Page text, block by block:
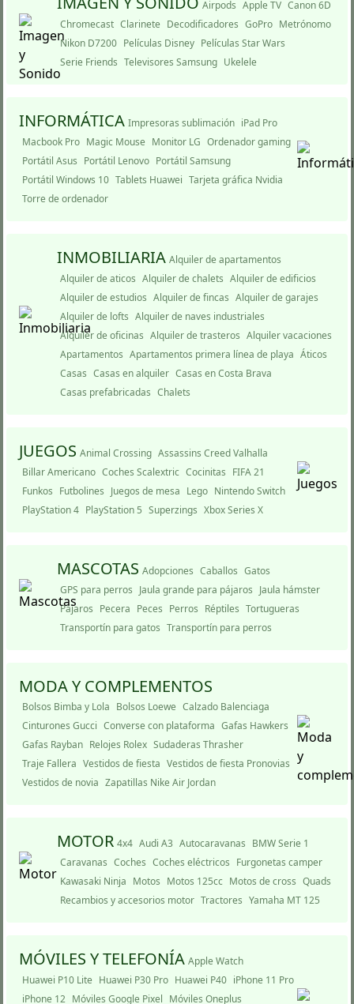
Airpods Apple TV Canon 6D
Chromecast Clarinete Decodificadores GoPro Metrónomo
Nikon D7200 Pelí­culas Disney Pelí­culas Star Wars
Serie Friends Televisores Samsung Ukelele
INFORMÁTICA Impresoras sublimación iPad Pro
Macbook Pro Magic Mouse Monitor LG Ordenador gaming
Portátil Asus Portátil Lenovo Portátil Samsung
Portátil Windows 10 Tablets Huawei Tarjeta gráfica Nvidia
Torre de ordenador
INMOBILIARIA Alquiler de apartamentos
Alquiler de aticos Alquiler de chalets Alquiler de edificios
Alquiler de estudios Alquiler de fincas Alquiler de garajes
Alquiler de lofts Alquiler de naves industriales
Alquiler de oficinas Alquiler de trasteros Alquiler vacaciones
Apartamentos Apartamentos primera lí­nea de playa Áticos
Casas Casas en alquiler Casas en Costa Brava
Casas prefabricadas Chalets
JUEGOS Animal Crossing Assassins Creed Valhalla
Billar Americano Coches Scalextric Cocinitas FIFA 21
Funkos Futbolines Juegos de mesa Lego Nintendo Switch
PlayStation 4 PlayStation 5 Superzings Xbox Series X
MASCOTAS Adopciones Caballos Gatos
GPS para perros Jaula grande para pájaros Jaula hámster
Pájaros Pecera Peces Perros Réptiles Tortugueras
Transportí­n para gatos Transportí­n para perros
MODA Y COMPLEMENTOS
Bolsos Bimba y Lola Bolsos Loewe Calzado Balenciaga
Cinturones Gucci Converse con plataforma Gafas Hawkers
Gafas Rayban Relojes Rolex Sudaderas Thrasher
Traje Fallera Vestidos de fiesta Vestidos de fiesta Pronovias
Vestidos de novia Zapatillas Nike Air Jordan
MOTOR 4x4 Audi A3 Autocaravanas BMW Serie 1
Caravanas Coches Coches eléctricos Furgonetas camper
Kawasaki Ninja Motos Motos 125cc Motos de cross Quads
Recambios y accesorios motor Tractores Yamaha MT 125
MÓVILES Y TELEFONÍ­A Apple Watch
Huawei P10 Lite Huawei P30 Pro Huawei P40 iPhone 11 Pro
iPhone 12 Móviles Google Pixel Móviles Oneplus